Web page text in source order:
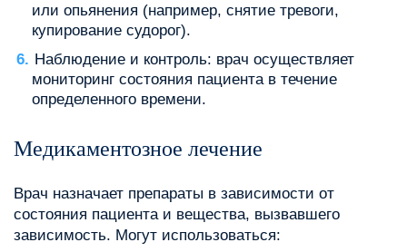
или опьянения (например, снятие тревоги,
купирование судорог).
Наблюдение и контроль: врач осуществляет
мониторинг состояния пациента в течение
определенного времени.
Медикаментозное лечение
Врач назначает препараты в зависимости от
состояния пациента и вещества, вызвавшего
зависимость. Могут использоваться: